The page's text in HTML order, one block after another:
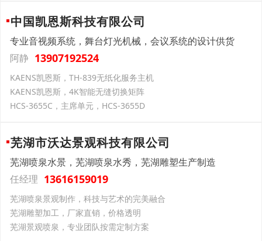
中国凯恩斯科技有限公司
专业音视频系统，舞台灯光机械，会议系统的设计供货
阿静 13907192524
KAENS凯恩斯，TH-839无纸化服务主机
KAENS凯恩斯，4K智能无缝切换矩阵
HCS-3655C，主席单元，HCS-3655D
芜湖市沃达景观科技有限公司
芜湖喷泉水景，芜湖喷泉水秀，芜湖雕塑生产制造
任经理 13616159019
芜湖喷泉景观制作，科技与艺术的完美融合
芜湖雕塑加工，厂家直销，价格透明
芜湖景观喷泉，专业团队按需定制方案